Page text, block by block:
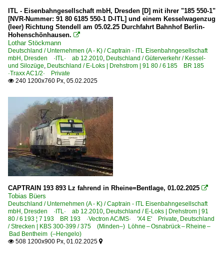
ITL - Eisenbahngesellschaft mbH, Dresden [D] mit ihrer "185 550-1"
[NVR-Nummer: 91 80 6185 550-1 D-ITL] und einem Kesselwagenzug
(leer) Richtung Stendell am 05.02.25 Durchfahrt Bahnhof Berlin-
Hohenschönhausen. 
Lothar Stöckmann
Deutschland / Unternehmen (A - K) / Captrain - ITL Eisenbahngesellschaft
mbH, Dresden ·ITL· ab 12.2010, Deutschland / Güterverkehr / Kessel-
und Silozüge, Deutschland / E-Loks | Drehstrom | 91 80 / 6 185 BR 185
·Traxx AC1/2· Private
 240 1200x760 Px, 05.02.2025
CAPTRAIN 193 893 Lz fahrend in Rheine=Bentlage, 01.02.2025 
Tobias Büers
Deutschland / Unternehmen (A - K) / Captrain - ITL Eisenbahngesellschaft
mbH, Dresden ·ITL· ab 12.2010, Deutschland / E-Loks | Drehstrom | 91
80 / 6 193 ¦ 7 193 BR 193 ·Vectron AC/MS· 'X4 E' Private, Deutschland
/ Strecken | KBS 300-399 / 375 (Minden–) Löhne – Osnabrück – Rheine –
Bad Bentheim (–Hengelo)
 508 1200x900 Px, 01.02.2025 